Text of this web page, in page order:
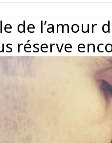
de l’amour
réserve